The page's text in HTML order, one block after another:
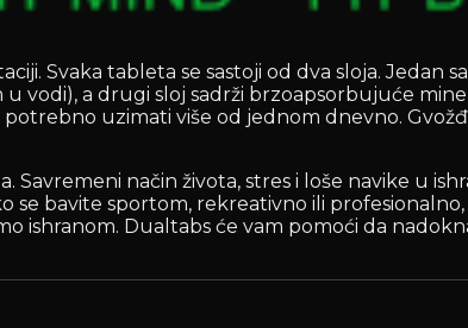
Svaka tableta se sastoji od dva sloja. Jedan
vodi), a drugi sloj sadrži brzoapsorbujuće
uzimati više od jednom dnevno.
Savremeni način života, stres i loše navike u
bavite sportom, rekreativno ili
ishranom. Dualtabs će vam pomoći da